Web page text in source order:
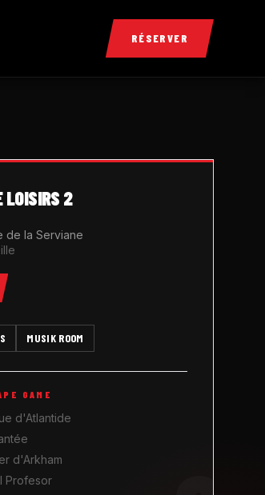
RÉSERVER
LOISIRS 2
de la Serviane
MUSIK ROOM
GAME
d'Atlantide
d'Arkham
Profesor